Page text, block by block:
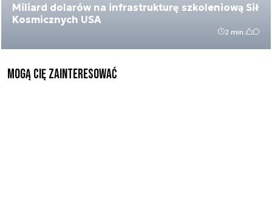
Miliard dolarów na infrastrukturę szkoleniową Sił
Kosmicznych USA
2 min.
Mogą Cię zainteresować